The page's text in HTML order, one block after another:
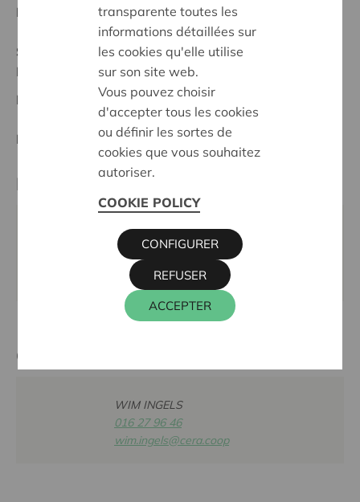
Date de début:07/03/2024
Statut:
Meetjesland
Date de décision:07/03/2024
Décision: Approuvé
Partenaire
GO! DE KRUIPUIT, KRUIPUIT 19A, 9982 SINT-
www.schoolkruipuit.be
Cera contact
WIM INGELS
016 27 96 46
wim.ingels@cera.coop
transparente toutes les
informations détaillées sur
les cookies qu'elle utilise
sur son site web.
Vous pouvez choisir
d'accepter tous les cookies
ou définir les sortes de
cookies que vous souhaitez
autoriser.
COOKIE POLICY
ACCEPTER
REFUSER
CONFIGURER